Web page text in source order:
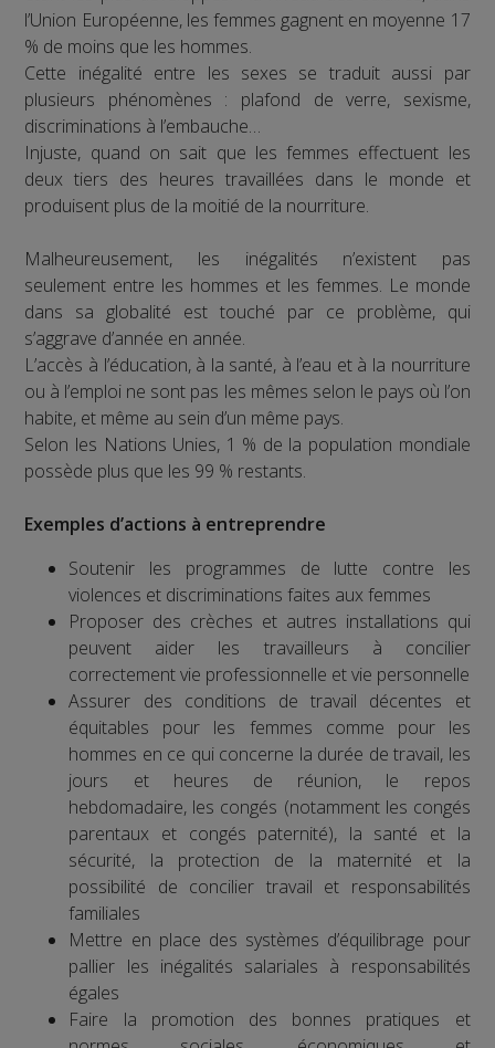
l’Union Européenne, les femmes gagnent en moyenne 17
% de moins que les hommes.
Cette inégalité entre les sexes se traduit aussi par
plusieurs phénomènes : plafond de verre, sexisme,
discriminations à l’embauche…
Injuste, quand on sait que les femmes effectuent les
deux tiers des heures travaillées dans le monde et
produisent plus de la moitié de la nourriture.
Malheureusement, les inégalités n’existent pas
seulement entre les hommes et les femmes. Le monde
dans sa globalité est touché par ce problème, qui
s’aggrave d’année en année.
L’accès à l’éducation, à la santé, à l’eau et à la nourriture
ou à l’emploi ne sont pas les mêmes selon le pays où l’on
habite, et même au sein d’un même pays.
Selon les Nations Unies, 1 % de la population mondiale
possède plus que les 99 % restants.
Exemples d’actions à entreprendre
Soutenir les programmes de lutte contre les
violences et discriminations faites aux femmes
Proposer des crèches et autres installations qui
peuvent aider les travailleurs à concilier
correctement vie professionnelle et vie personnelle
Assurer des conditions de travail décentes et
équitables pour les femmes comme pour les
hommes en ce qui concerne la durée de travail, les
jours et heures de réunion, le repos
hebdomadaire, les congés (notamment les congés
parentaux et congés paternité), la santé et la
sécurité, la protection de la maternité et la
possibilité de concilier travail et responsabilités
familiales
Mettre en place des systèmes d’équilibrage pour
pallier les inégalités salariales à responsabilités
égales
Faire la promotion des bonnes pratiques et